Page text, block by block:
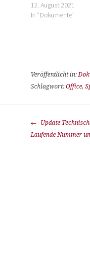
12. August 2021
In "Dokumente"
Veröffentlicht in:
Schlagwort: Office,
Update
Laufende Nummer